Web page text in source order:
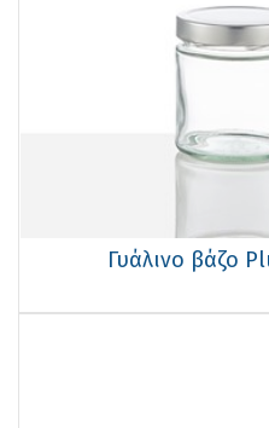
Γυάλινο βάζο